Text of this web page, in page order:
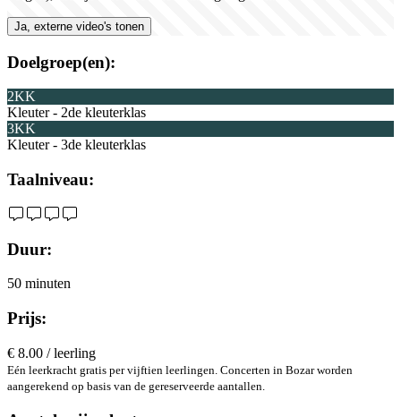
Ja, externe video's tonen
Doelgroep(en):
2KK
Kleuter - 2de kleuterklas
3KK
Kleuter - 3de kleuterklas
Taalniveau:
Duur:
50 minuten
Prijs:
€ 8.00 / leerling
Eén leerkracht gratis per vijftien leerlingen. Concerten in Bozar worden
aangerekend op basis van de gereserveerde aantallen.